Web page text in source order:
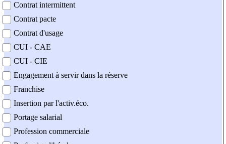
Contrat intermittent
Contrat pacte
Contrat d'usage
CUI - CAE
CUI - CIE
Engagement à servir dans la réserve
Franchise
Insertion par l'activ.éco.
Portage salarial
Profession commerciale